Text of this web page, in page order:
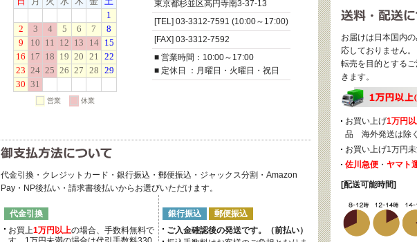
東京都杉並区高円寺南3-37-13
[TEL] 03-3312-7591 (10:00～17:00)
[FAX] 03-3312-7592
■ 営業時間：10:00～17:00
■ 定休日 ：月曜日・火曜日・祝日
代金引換・クレジットカード・銀行振込・郵便振込・ジャックス分割・Amazon
Pay・NP後払い・請求書後払いからお選びいただけます。
代金引換
お買上1万円以上の場合、手数料無料で
銀行振込
郵便振込
ご入金確認後の発送です。（前払い）
お届けは日本国内
応しておりません
転売を目的とする
きます。
お買い上げ1万円
品 海外発送は除
お買い上げ1万円
佐川急便 ・ ヤマト
[配送可能時間]